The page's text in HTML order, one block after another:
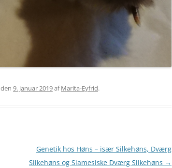
den 9. januar 2019afMarita-Eyfrid.
Genetik hos Høns – især Silkehøns, Dværg
Silkehøns og Siamesiske Dværg Silkehøns →